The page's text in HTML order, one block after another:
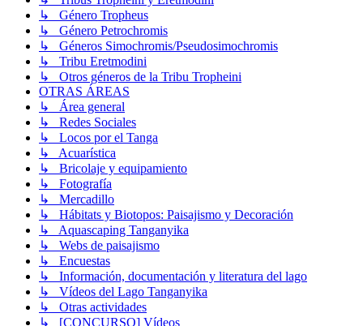
↳ Género Tropheus
↳ Género Petrochromis
↳ Géneros Simochromis/Pseudosimochromis
↳ Tribu Eretmodini
↳ Otros géneros de la Tribu Tropheini
OTRAS ÁREAS
↳ Área general
↳ Redes Sociales
↳ Locos por el Tanga
↳ Acuarística
↳ Bricolaje y equipamiento
↳ Fotografía
↳ Mercadillo
↳ Hábitats y Biotopos: Paisajismo y Decoración
↳ Aquascaping Tanganyika
↳ Webs de paisajismo
↳ Encuestas
↳ Información, documentación y literatura del lago
↳ Vídeos del Lago Tanganyika
↳ Otras actividades
↳ [CONCURSO] Vídeos